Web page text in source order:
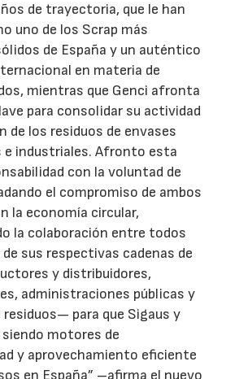
de trayectoria, que le han
uno de los Scrap más
de España y un auténtico
en materia de
mientras que Genci afronta
para consolidar su actividad
de los residuos de envases
e industriales. Afronto esta
con la voluntad de
el compromiso de ambos
la economía circular,
la colaboración entre todos
sus respectivas cadenas de
y distribuidores,
administraciones públicas y
para que Sigaus y
motores de
y aprovechamiento eficiente
en España” –afirma el nuevo